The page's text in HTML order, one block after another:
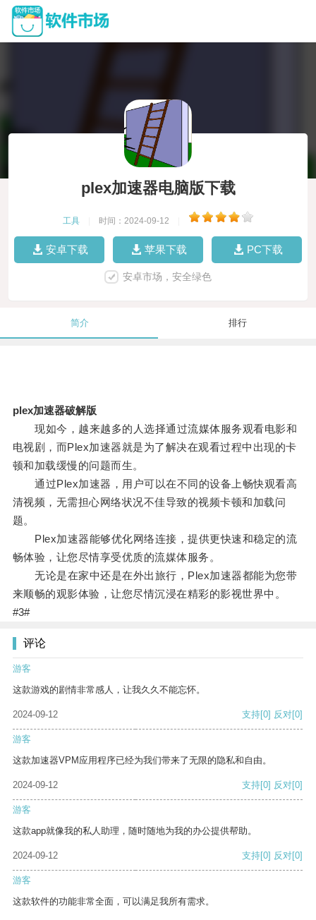
plex加速器电脑版下载
工具 时间：2024-09-12
安卓下载 苹果下载 PC下载
安卓市场，安全绿色
简介 排行
plex加速器破解版
现如今，越来越多的人选择通过流媒体服务观看电影和
电视剧，而Plex加速器就是为了解决在观看过程中出现的卡
顿和加载缓慢的问题而生。
通过Plex加速器，用户可以在不同的设备上畅快观看高
清视频，无需担心网络状况不佳导致的视频卡顿和加载问
题。
Plex加速器能够优化网络连接，提供更快速和稳定的流
畅体验，让您尽情享受优质的流媒体服务。
无论是在家中还是在外出旅行，Plex加速器都能为您带
来顺畅的观影体验，让您尽情沉浸在精彩的影视世界中。
#3#
评论
游客
这款游戏的剧情非常感人，让我久久不能忘怀。
2024-09-12 支持[0] 反对[0]
游客
这款加速器VPM应用程序已经为我们带来了无限的隐私和自由。
2024-09-12 支持[0] 反对[0]
游客
这款app就像我的私人助理，随时随地为我的办公提供帮助。
2024-09-12 支持[0] 反对[0]
游客
这款软件的功能非常全面，可以满足我所有需求。